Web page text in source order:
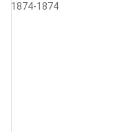
1874-1874